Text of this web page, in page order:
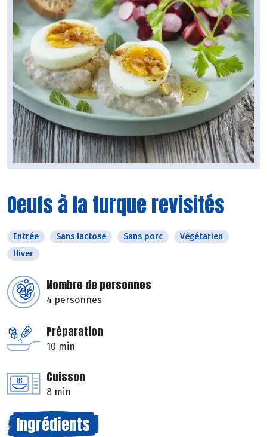
Oeufs à la turque revisités
Entrée Sans lactose Sans porc
Végétarien
Hiver
Nombre de personnes
4 personnes
Préparation
10 min
Cuisson
8 min
Ingrédients